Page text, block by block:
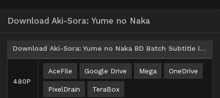
Download Aki-Sora: Yume no Naka
Download Aki-Sora: Yume no Naka BD Batch Subtitle Indonesia
480P
AceFile Google Drive Mega OneDrive
PixelDrain TeraBox